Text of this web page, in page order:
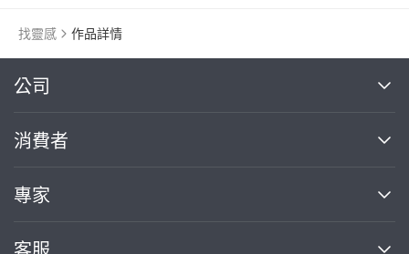
找靈感 作品詳情
公司
關於我們
部落格
加入我們
消費者
買服務
專家
案件中心
客服
繼續完成